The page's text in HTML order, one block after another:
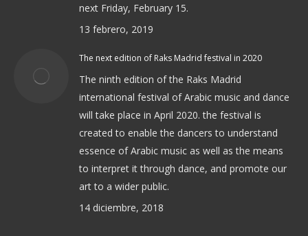
next Friday, February 15.
13 febrero, 2019
The next edition of Raks Madrid festival in 2020
The ninth edition of the Raks Madrid
international festival of Arabic music and dance
will take place in April 2020. the festival is
created to enable the dancers to understand
essence of Arabic music as well as the means
to interpret it through dance, and promote our
art to a wider public.
14 diciembre, 2018